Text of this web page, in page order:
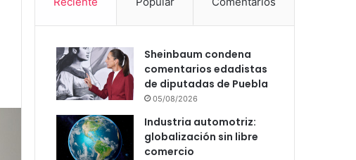
Sheinbaum condena
comentarios edadistas
de diputadas de Puebla
05/08/2026
Industria automotriz:
globalización sin libre
comercio